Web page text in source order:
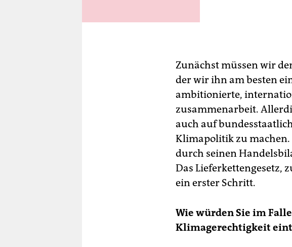
Zunächst müssen wir
der wir ihn am besten
ambitionierte,
zusammenarbeit.
auch auf
Klimapolitik zu
durch seinen
Das Lieferkettengesetz,
ein erster Schritt.
Wie würden Sie im
Klimagerechtigkeit